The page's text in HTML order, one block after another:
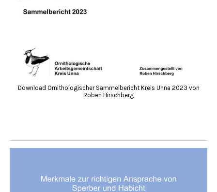
Download Ornithologischer Sammelbericht Kreis Unna 2023 von
Roben Hirschberg